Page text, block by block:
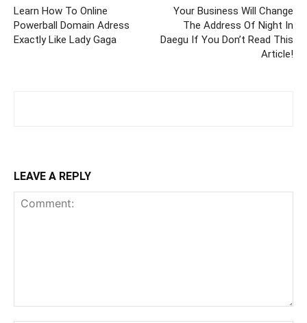
Learn How To Online
Powerball Domain Adress
Exactly Like Lady Gaga
Your Business Will Change
The Address Of Night In
Daegu If You Don’t Read This
Article!
LEAVE A REPLY